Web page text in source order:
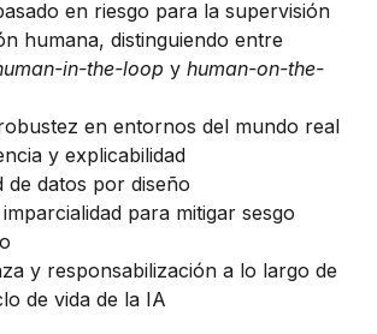
en riesgo para la supervisión
humana, distinguiendo entre
in-the-loop y human-on-the-
en entornos del mundo real
y explicabilidad
de datos por diseño
imparcialidad para mitigar sesgo
y responsabilización a lo largo de
de vida de la IA